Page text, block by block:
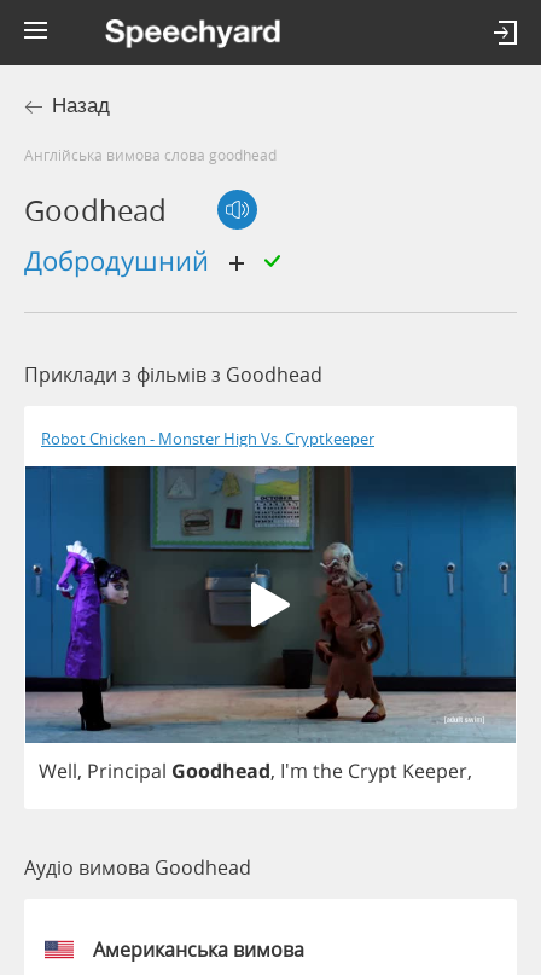
Назад
Англійська вимова слова goodhead
Goodhead
добродушний
Приклади з фільмів з Goodhead
Robot Chicken - Monster High Vs. Cryptkeeper
Well, Principal Goodhead, I'm the Crypt Keeper,
Аудіо вимова Goodhead
Американська вимова